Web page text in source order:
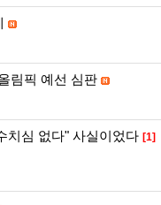
림픽 예선 심판
치심 없다" 사실이었다 [1]